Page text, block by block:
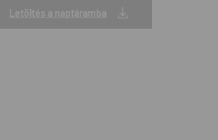
Letöltés a naptáramba